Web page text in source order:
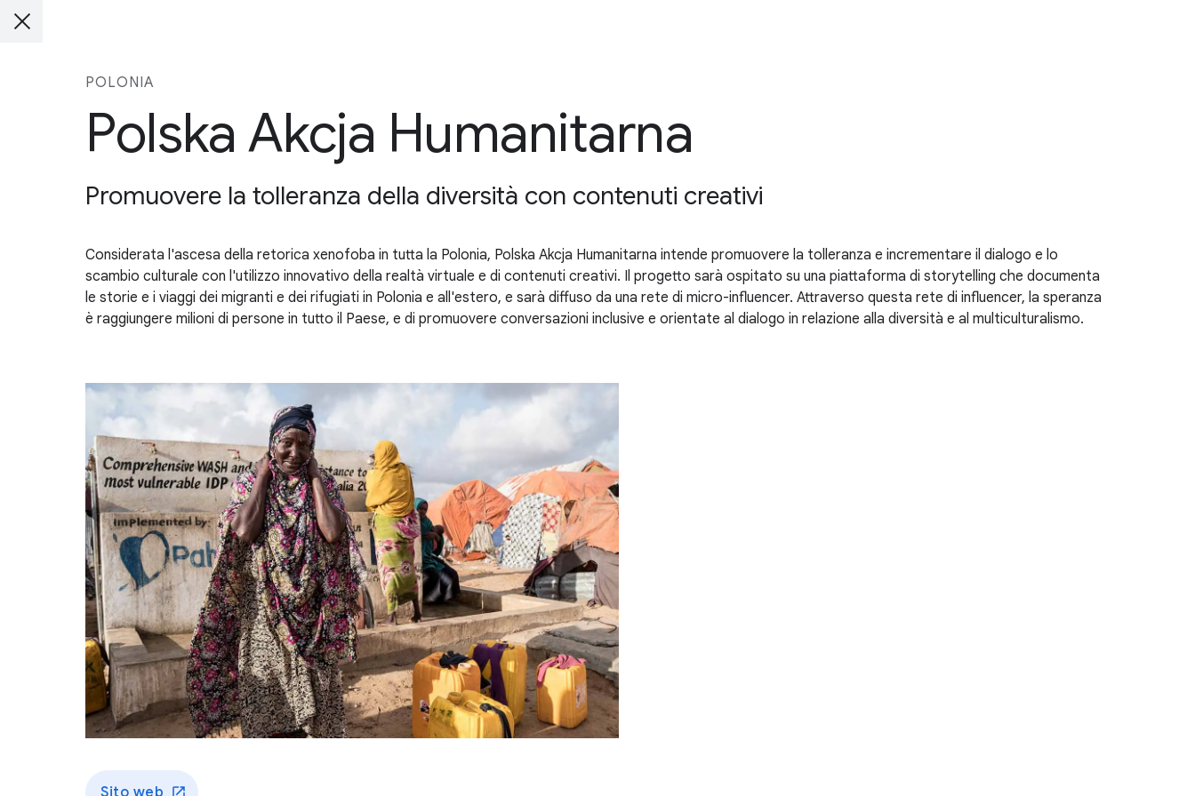
POLONIA
Polska Akcja Humanitarna
Promuovere la tolleranza della diversità con contenuti creativi
Considerata l'ascesa della retorica xenofoba in tutta la Polonia, Polska Akcja Humanitarna intende promuovere la tolleranza e incrementare il dialogo e lo
scambio culturale con l'utilizzo innovativo della realtà virtuale e di contenuti creativi. Il progetto sarà ospitato su una piattaforma di storytelling che documenta
le storie e i viaggi dei migranti e dei rifugiati in Polonia e all'estero, e sarà diffuso da una rete di micro-influencer. Attraverso questa rete di influencer, la speranza
è raggiungere milioni di persone in tutto il Paese, e di promuovere conversazioni inclusive e orientate al dialogo in relazione alla diversità e al multiculturalismo.